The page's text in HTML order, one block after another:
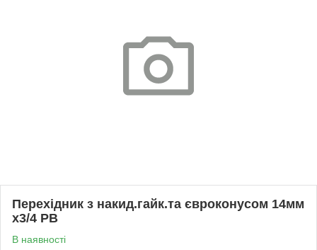
Перехідник з накид.гайк.та євроконусом 14мм
х3/4 РВ
В наявності